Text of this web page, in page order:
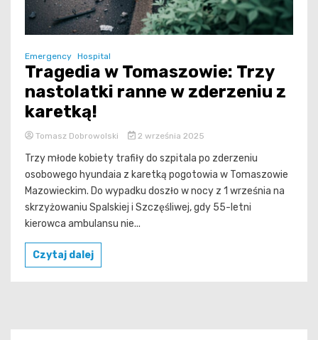
Emergency Hospital
Tragedia w Tomaszowie: Trzy
nastolatki ranne w zderzeniu z
karetką!
Tomasz Dobrowolski 2 września 2025
Trzy młode kobiety trafiły do szpitala po zderzeniu
osobowego hyundaia z karetką pogotowia w Tomaszowie
Mazowieckim. Do wypadku doszło w nocy z 1 września na
skrzyżowaniu Spalskiej i Szczęśliwej, gdy 55-letni
kierowca ambulansu nie...
Czytaj dalej